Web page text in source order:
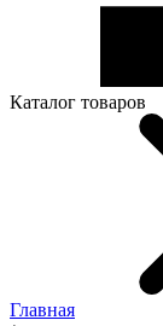
Каталог товаров
Главная